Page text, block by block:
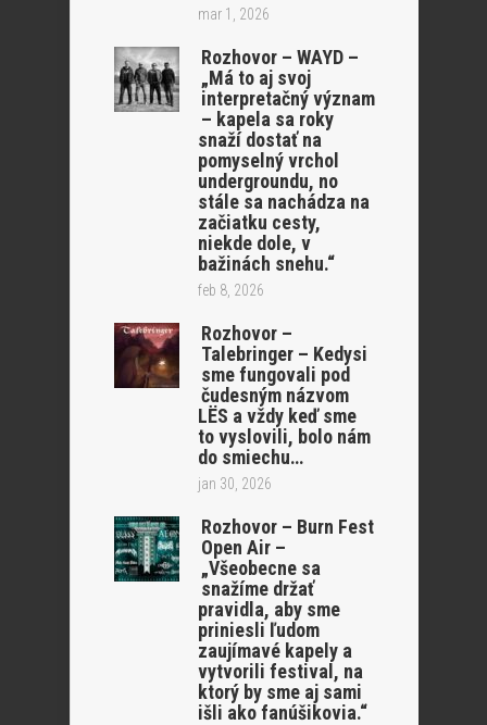
mar 1, 2026
Rozhovor – WAYD –
„Má to aj svoj
interpretačný význam
– kapela sa roky
snaží dostať na
pomyselný vrchol
undergroundu, no
stále sa nachádza na
začiatku cesty,
niekde dole, v
bažinách snehu.“
feb 8, 2026
Rozhovor –
Talebringer – Kedysi
sme fungovali pod
čudesným názvom
LËS a vždy keď sme
to vyslovili, bolo nám
do smiechu…
jan 30, 2026
Rozhovor – Burn Fest
Open Air –
„Všeobecne sa
snažíme držať
pravidla, aby sme
priniesli ľudom
zaujímavé kapely a
vytvorili festival, na
ktorý by sme aj sami
išli ako fanúšikovia.“